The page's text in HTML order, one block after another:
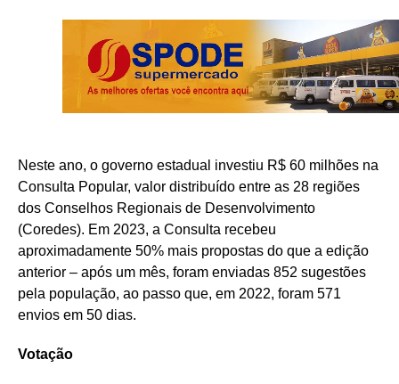
Neste ano, o governo estadual investiu R$ 60 milhões na
Consulta Popular, valor distribuído entre as 28 regiões
dos Conselhos Regionais de Desenvolvimento
(Coredes). Em 2023, a Consulta recebeu
aproximadamente 50% mais propostas do que a edição
anterior – após um mês, foram enviadas 852 sugestões
pela população, ao passo que, em 2022, foram 571
envios em 50 dias.
Votação